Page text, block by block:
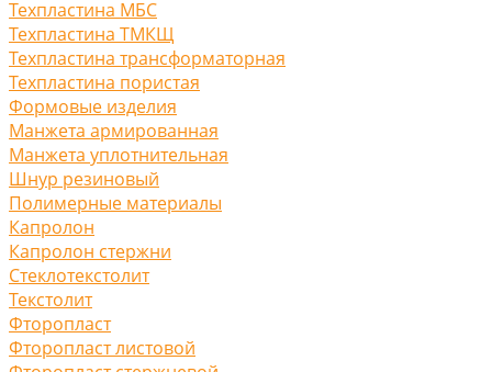
Техпластина МБС
Техпластина ТМКЩ
Техпластина трансформаторная
Техпластина пористая
Формовые изделия
Манжета армированная
Манжета уплотнительная
Шнур резиновый
Полимерные материалы
Капролон
Капролон стержни
Стеклотекстолит
Текстолит
Фторопласт
Фторопласт листовой